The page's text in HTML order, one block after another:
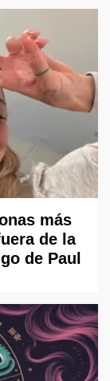
más
de la
de Paul